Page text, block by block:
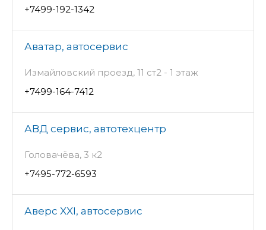
+7499-192-1342
Аватар, автосервис
Измайловский проезд, 11 ст2 - 1 этаж
+7499-164-7412
АВД сервис, автотехцентр
Головачёва, 3 к2
+7495-772-6593
Аверс XXI, автосервис